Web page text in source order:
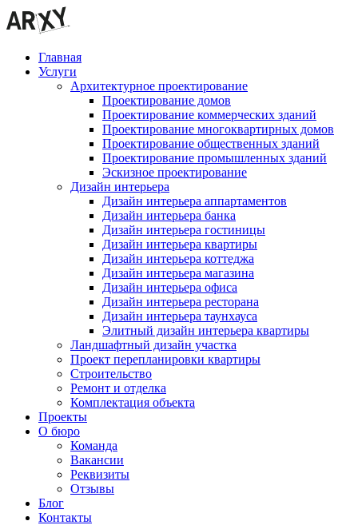
Главная
Услуги
Архитектурное проектирование
Проектирование домов
Проектирование коммерческих зданий
Проектирование многоквартирных домов
Проектирование общественных зданий
Проектирование промышленных зданий
Эскизное проектирование
Дизайн интерьера
Дизайн интерьера аппартаментов
Дизайн интерьера банка
Дизайн интерьера гостиницы
Дизайн интерьера квартиры
Дизайн интерьера коттеджа
Дизайн интерьера магазина
Дизайн интерьера офиса
Дизайн интерьера ресторана
Дизайн интерьера таунхауса
Элитный дизайн интерьера квартиры
Ландшафтный дизайн участка
Проект перепланировки квартиры
Строительство
Ремонт и отделка
Комплектация объекта
Проекты
О бюро
Команда
Вакансии
Реквизиты
Отзывы
Блог
Контакты